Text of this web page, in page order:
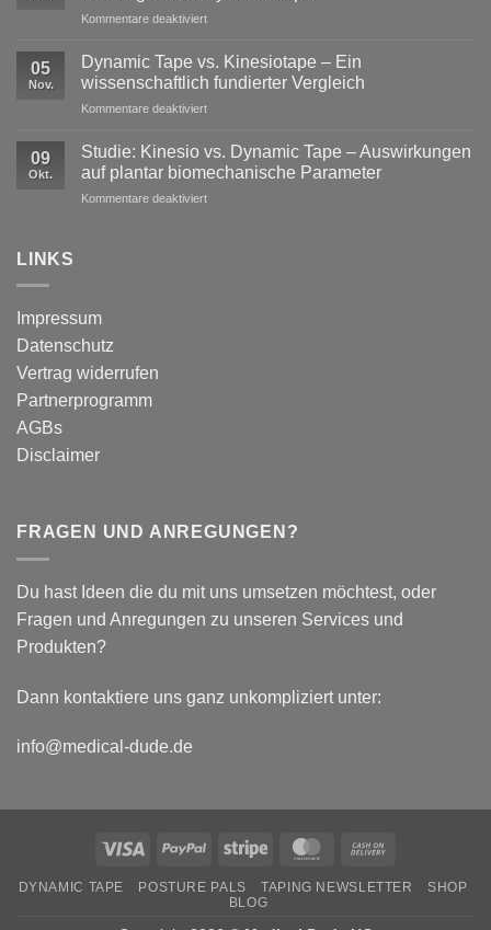
–
reine
Stabilisation
ausreicht
Kommentare deaktiviertfür
versus
neurophysiologische
Wirkungen
von
05
Nov.
Dynamic Tape vs. Kinesiotape – Ein
wissenschaftlich fundierter Vergleich
Kommentare deaktiviertfür
Tape
Kinesiotape
–
09
Okt.
Studie: Kinesio vs. Dynamic Tape – Auswirkungen
auf plantar biomechanische Parameter
Kommentare deaktiviertfür
LINKS
Impressum
Datenschutz
Vertrag widerrufen
Partnerprogramm
AGBs
Disclaimer
FRAGEN UND ANREGUNGEN?
Du hast Ideen die du mit uns umsetzen möchtest, oder
Fragen und Anregungen zu unseren Services und
Produkten?
Dann kontaktiere uns ganz unkompliziert unter:
info@medical-dude.de
Visa PayPal Stripe MasterCard
Delivery
DYNAMIC TAPE POSTURE PALS TAPING NEWSLETTER
SHOP
BLOG